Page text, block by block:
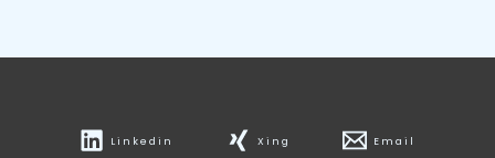
Linkedin Xing Email